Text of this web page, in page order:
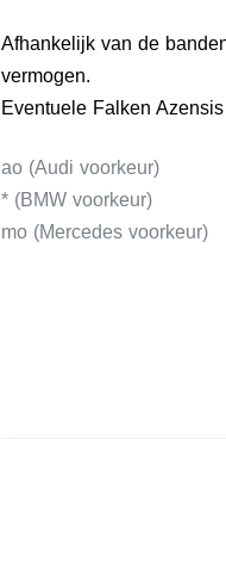
Afhankelijk van de
vermogen.
Eventuele Falken
ao (Audi voorkeur)
* (BMW voorkeur)
mo (Mercedes voorkeur)